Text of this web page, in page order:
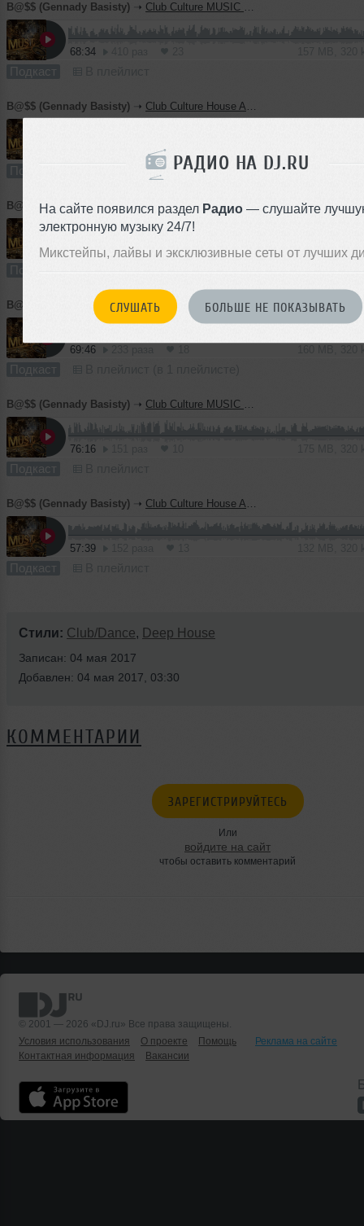
РАДИО НА DJ.RU
На сайте появился раздел Радио — слушайте
электронную музыку 24/7!
Микстейпы, лайвы и эксклюзивные сеты от лучших
СЛУШАТЬ БОЛЬШЕ НЕ ПОКАЗЫВАТЬ
B@$$ (Gennady Basisty) ➝ Club Culture MUSIC HOUSE episode202
68:34
Подкаст
B@$$ (Gennady Basisty) ➝ Club Culture House Assorty episode 322
Подкаст В плейлист
B@$$ (Gennady Basisty) ➝Club Culture MUSIC HOUSE episode 201
60:59 255 раз 16 140 MB, 320
Подкаст
B@$$ (Gennady Basisty) ➝Club Culture MUSIC HOUSE episode200 Part 2
69:46
Подкаст
B@$$ (Gennady Basisty) ➝ Club Culture MUSIC HOUSE episode200 Part 1
76:16
Подкаст
B@$$ (Gennady Basisty) ➝ Club Culture House Assorty episode 321
57:39
Подкаст
Стили: Club/Dance, Deep House
Записан: 04 мая 2017
Добавлен: 04 мая 2017, 03:30
КОММЕНТАРИИ
ЗАРЕГИСТРИРУЙТЕСЬ
Или
войдите на сайт
чтобы оставить комментарий
© 2001 — 2026 «DJ.ru» Все права защищены.
Условия использования
О проекте Помощь
Реклама на сайте
Контактная информация
Вакансии